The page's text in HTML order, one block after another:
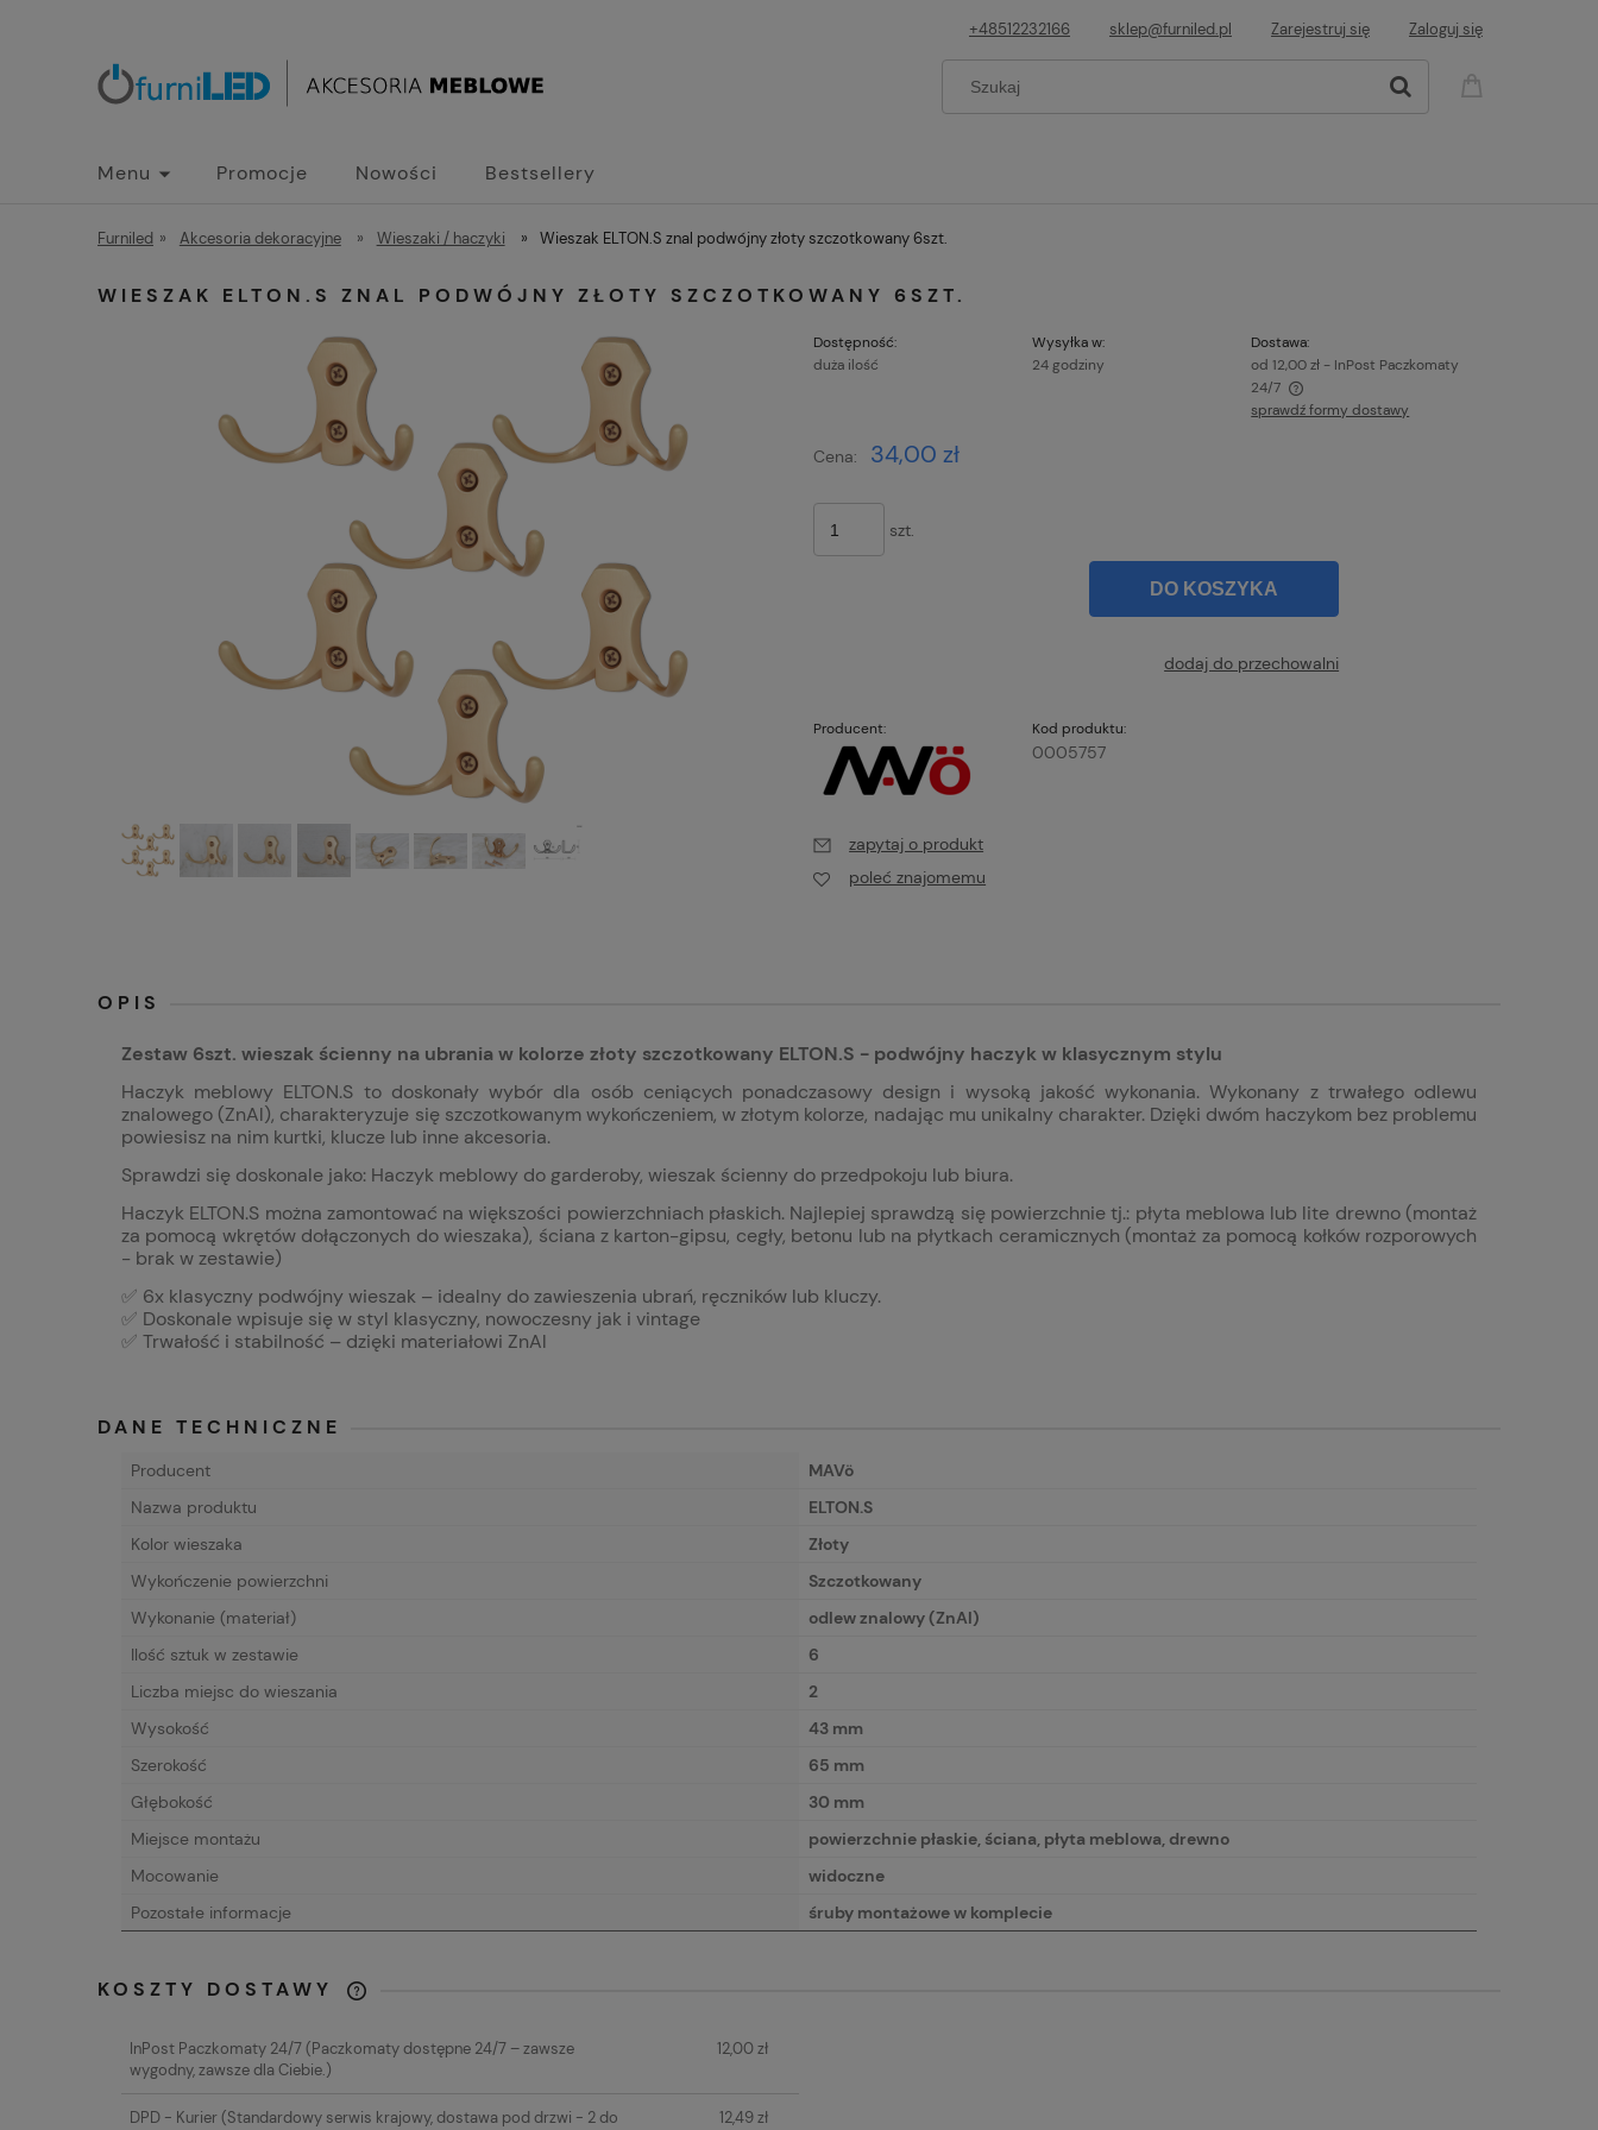
+48512232166 sklep@furniled.pl Zarejestruj się Zaloguj się
Menu Promocje Nowości Bestsellery
Furniled » Akcesoria dekoracyjne » Wieszaki / haczyki » Wieszak ELTON.S znal podwójny złoty szczotkowany 6szt.
WIESZAK ELTON.S ZNAL PODWÓJNY ZŁOTY SZCZOTKOWANY 6SZT.
Dostępność:
duża ilość
Wysyłka w:
24 godziny
Dostawa:
od 12,00 zł - InPost Paczkomaty
24/7
sprawdź formy dostawy
Cena: 34,00 zł
szt.
DO KOSZYKA
dodaj do przechowalni
Producent: Kod produktu:
0005757
zapytaj o produkt
poleć znajomemu
OPIS
Zestaw 6szt. wieszak ścienny na ubrania w kolorze złoty szczotkowany ELTON.S - podwójny haczyk w klasycznym stylu
Haczyk meblowy ELTON.S to doskonały wybór dla osób ceniących ponadczasowy design i wysoką jakość wykonania. Wykonany z trwałego odlewu
znalowego (ZnAl), charakteryzuje się szczotkowanym wykończeniem, w złotym kolorze, nadając mu unikalny charakter. Dzięki dwóm haczykom bez problemu
powiesisz na nim kurtki, klucze lub inne akcesoria.
Sprawdzi się doskonale jako: Haczyk meblowy do garderoby, wieszak ścienny do przedpokoju lub biura.
Haczyk ELTON.S można zamontować na większości powierzchniach płaskich. Najlepiej sprawdzą się powierzchnie tj.: płyta meblowa lub lite drewno (montaż
za pomocą wkrętów dołączonych do wieszaka), ściana z karton-gipsu, cegły, betonu lub na płytkach ceramicznych (montaż za pomocą kołków rozporowych
- brak w zestawie)
✅ 6x klasyczny podwójny wieszak – idealny do zawieszenia ubrań, ręczników lub kluczy.
✅ Doskonale wpisuje się w styl klasyczny, nowoczesny jak i vintage
✅ Trwałość i stabilność – dzięki materiałowi ZnAl
DANE TECHNICZNE
Producent
MAVö
Nazwa produktu
ELTON.S
Kolor wieszaka
Złoty
Wykończenie powierzchni
Szczotkowany
Wykonanie (materiał)
odlew znalowy (ZnAl)
Ilość sztuk w zestawie
6
Liczba miejsc do wieszania
2
Wysokość
43 mm
Szerokość
65 mm
Głębokość
30 mm
Miejsce montażu
powierzchnie płaskie, ściana, płyta meblowa, drewno
Mocowanie
widoczne
Pozostałe informacje
śruby montażowe w komplecie
KOSZTY DOSTAWY
CENA NIE ZAWIERA
InPost Paczkomaty 24/7(Paczkomaty dostępne 24/7 – zawsze
wygodny, zawsze dla Ciebie.)
12,00 zł
DPD - Kurier(Standardowy serwis krajowy, dostawa pod drzwi - 2 do
12,49 zł